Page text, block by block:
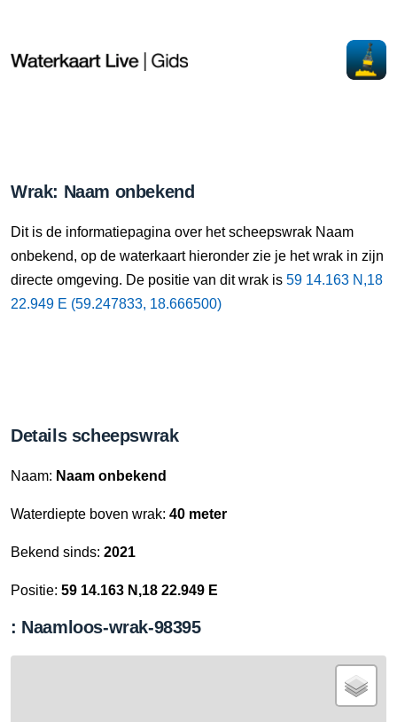
Wrak: Naam onbekend
Dit is de informatiepagina over het scheepswrak Naam
onbekend, op de waterkaart hieronder zie je het wrak in zijn
directe omgeving. De positie van dit wrak is 59 14.163 N,18
22.949 E (59.247833, 18.666500)
Details scheepswrak
Naam: Naam onbekend
Waterdiepte boven wrak: 40 meter
Bekend sinds: 2021
Positie: 59 14.163 N,18 22.949 E
: Naamloos-wrak-98395